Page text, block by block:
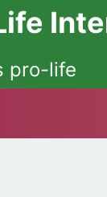
pro-life